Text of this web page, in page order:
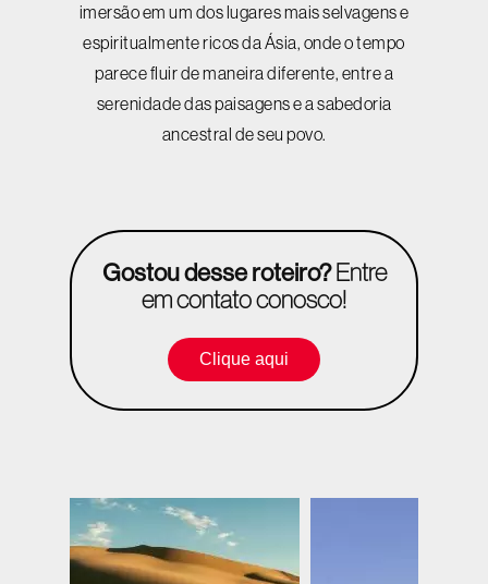
imersão em um dos lugares mais selvagens e
espiritualmente ricos da Ásia, onde o tempo
parece fluir de maneira diferente, entre a
serenidade das paisagens e a sabedoria
ancestral de seu povo.
Gostou desse roteiro?Entre
em contato conosco!
Clique aqui